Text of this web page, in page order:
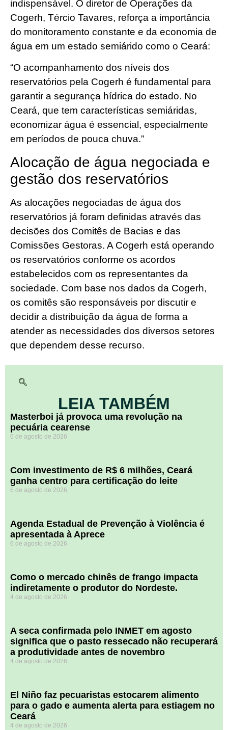
indispensável. O diretor de Operações da
Cogerh, Tércio Tavares, reforça a importância
do monitoramento constante e da economia de
água em um estado semiárido como o Ceará:
“O acompanhamento dos níveis dos
reservatórios pela Cogerh é fundamental para
garantir a segurança hídrica do estado. No
Ceará, que tem características semiáridas,
economizar água é essencial, especialmente
em períodos de pouca chuva.”
Alocação de água negociada e
gestão dos reservatórios
As alocações negociadas de água dos
reservatórios já foram definidas através das
decisões dos Comitês de Bacias e das
Comissões Gestoras. A Cogerh está operando
os reservatórios conforme os acordos
estabelecidos com os representantes da
sociedade. Com base nos dados da Cogerh,
os comitês são responsáveis por discutir e
decidir a distribuição da água de forma a
atender as necessidades dos diversos setores
que dependem desse recurso.
LEIA TAMBÉM
Masterboi já provoca uma revolução na
pecuária cearense
6 de agosto de 2026
Com investimento de R$ 6 milhões, Ceará
ganha centro para certificação do leite
6 de agosto de 2026
Agenda Estadual de Prevenção à Violência é
apresentada à Aprece
6 de agosto de 2026
​Como o mercado chinês de frango impacta
indiretamente o produtor do Nordeste.
4 de agosto de 2026
A seca confirmada pelo INMET em agosto
significa que o pasto ressecado não recuperará
a produtividade antes de novembro
4 de agosto de 2026
El Niño faz pecuaristas estocarem alimento
para o gado e aumenta alerta para estiagem no
Ceará
4 de agosto de 2026